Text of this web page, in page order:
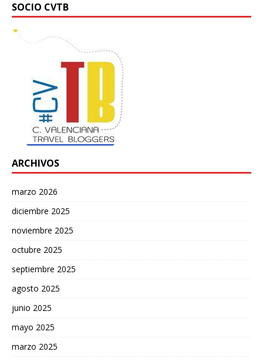
SOCIO CVTB
ARCHIVOS
marzo 2026
diciembre 2025
noviembre 2025
octubre 2025
septiembre 2025
agosto 2025
junio 2025
mayo 2025
marzo 2025